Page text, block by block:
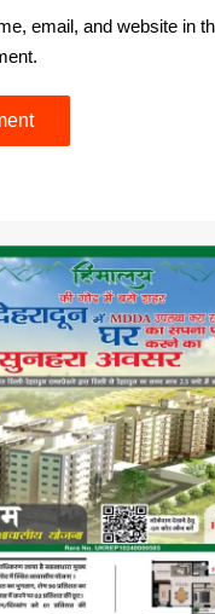
email, and website in